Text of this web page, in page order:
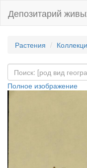
Депозитарий
Растения
Полное изображение